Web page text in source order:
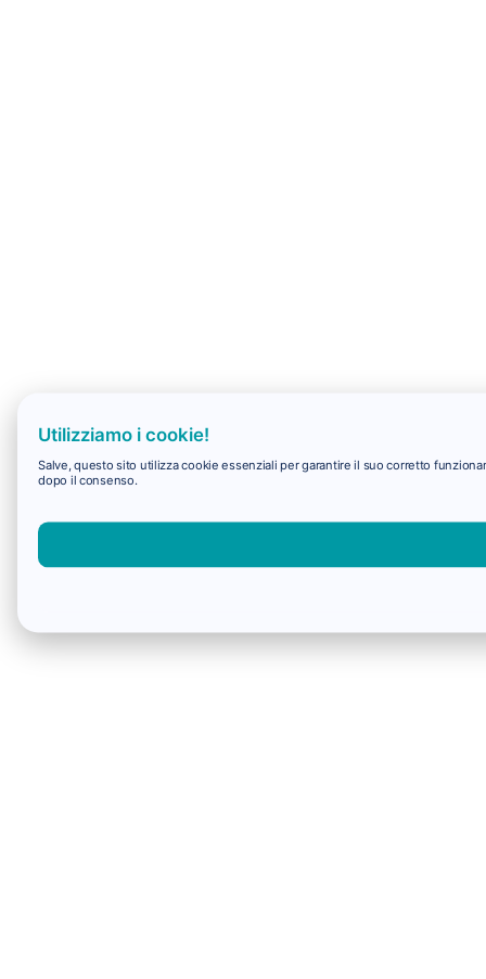
Utilizziamo i cookie!
Salve, questo sito utilizza cookie essenziali per garantire il suo corretto
dopo il consenso.